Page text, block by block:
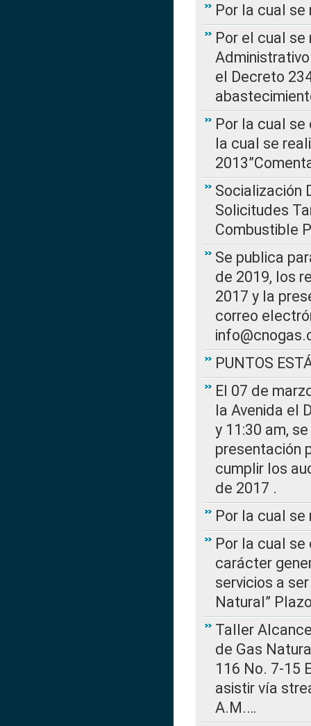
Por la cual se
Por el cual
el Decreto
Por la cual se
la cual se
Socialización
Solicitudes
Combustible
Se publica
de 2019, los
2017 y la
correo
PUNTOS
El 07 de
la Avenida el
y 11:30 am,
presentación
cumplir los
de 2017 .
Por la cual se
Por la cual
carácter
servicios a
Natural”
Taller
de Gas
116 No. 7-15
asistir vía
A.M.…